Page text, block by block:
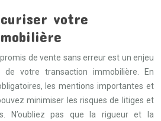
votre
de vente sans erreur est un enjeu
votre transaction immobilière. En
les mentions importantes et
minimiser les risques de litiges et
N’oubliez pas que la rigueur et la